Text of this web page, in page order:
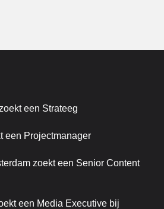
een Strateeg
een Projectmanager
zoekt een Senior Content
een Media Executive bij